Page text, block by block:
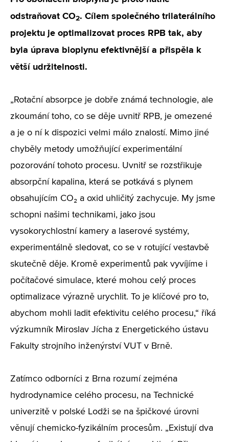
odstraňovat CO2. Cílem společného trilaterálního
projektu je optimalizovat proces RPB tak, aby
byla úprava bioplynu efektivnější a přispěla k
větší udržitelnosti.
„Rotační absorpce je dobře známá technologie, ale
zkoumání toho, co se děje uvnitř RPB, je omezené
a je o ní k dispozici velmi málo znalostí. Mimo jiné
chyběly metody umožňující experimentální
pozorování tohoto procesu. Uvnitř se rozstřikuje
absorpční kapalina, která se potkává s plynem
obsahujícím CO₂ a oxid uhličitý zachycuje. My jsme
schopni našimi technikami, jako jsou
vysokorychlostní kamery a laserové systémy,
experimentálně sledovat, co se v rotující vestavbě
skutečně děje. Kromě experimentů pak vyvíjíme i
počítačové simulace, které mohou celý proces
optimalizace výrazně urychlit. To je klíčové pro to,
abychom mohli ladit efektivitu celého procesu,“ říká
výzkumník Miroslav Jícha z Energetického ústavu
Fakulty strojního inženýrství VUT v Brně.
Zatímco odborníci z Brna rozumí zejména
hydrodynamice celého procesu, na Technické
univerzitě v polské Lodži se na špičkové úrovni
věnují chemicko-fyzikálním procesům. „Existují dva